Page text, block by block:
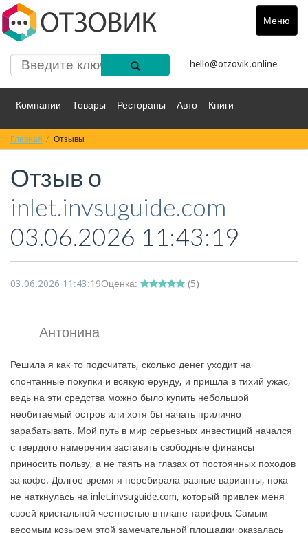
Меню
Toggle
hello@otzovik.online
Компании Товары Рестораны Авто Книги
Спорт Фильмы
Красота Здоровье
Главная Отзывы
Отзыв о
inlet.invsuguide.com
03.06.2026 11:43:19
03.06.2026 11:43:19Оценка: (5)
Антонина
Решила я как-то подсчитать, сколько денег уходит на
спонтанные покупки и всякую ерунду, и пришла в тихий ужас,
ведь на эти средства можно было купить небольшой
необитаемый остров или хотя бы начать прилично
зарабатывать. Мой путь в мир серьезных инвестиций начался
с твердого намерения заставить свободные финансы
приносить пользу, а не таять на глазах от постоянных походов
за кофе. Долгое время я перебирала разные варианты, пока
не наткнулась на inlet.invsuguide.com, который привлек меня
своей кристальной честностью в плане тарифов. Самым
весомым козырем этой замечательной площадки оказалась